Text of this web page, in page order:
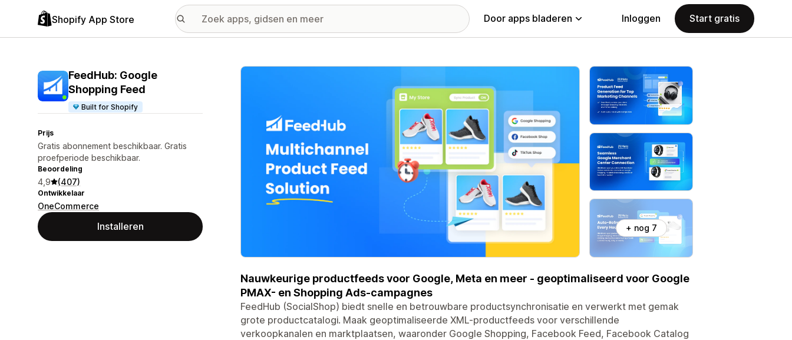
Shopify App Store Door apps bladeren Inloggen Start gratis
FeedHub: Google
Shopping Feed
Built for Shopify
Prijs
Gratis abonnement beschikbaar. Gratis
proefperiode beschikbaar.
Beoordeling
4,9 (407)
Ontwikkelaar
OneCommerce
Installeren
Galerij met uitgelichte afbeeldingen
+ nog 7
Nauwkeurige productfeeds voor Google, Meta en meer - geoptimaliseerd voor Google
PMAX- en Shopping Ads-campagnes
FeedHub (SocialShop) biedt snelle en betrouwbare productsynchronisatie en verwerkt met gemak
grote productcatalogi. Maak geoptimaliseerde XML-productfeeds voor verschillende
verkoopkanalen en marktplaatsen, waaronder Google Shopping, Facebook Feed, Facebook Catalog